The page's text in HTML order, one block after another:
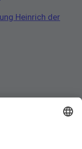
Heinrich der